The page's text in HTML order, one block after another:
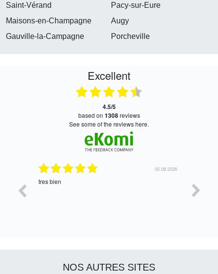
Saint-Vérand
Pacy-sur-Eure
Maisons-en-Champagne
Augy
Gauville-la-Campagne
Porcheville
Excellent
4.5/5
based on 1308reviews
see some of the reviews here.
05.08.2026
Satisfait, retour rapide !
NOS AUTRES SITES